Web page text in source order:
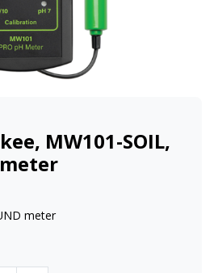
MW101-SOIL,
meter
meter